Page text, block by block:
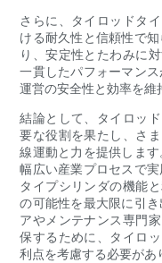
さらに、タイロッドタ
ける耐久性と信頼性で
り、安定性とたわみに
一貫したパフォーマン
運営の安全性と効率を維
結論として、タイロッ
要な役割を果たし、さ
線運動と力を提供しま
幅広い産業プロセスで
タイプシリンダの機能
の可能性を最大限に引
アやメンテナンス専門
保するために、タイロ
利点を考慮する必要があ